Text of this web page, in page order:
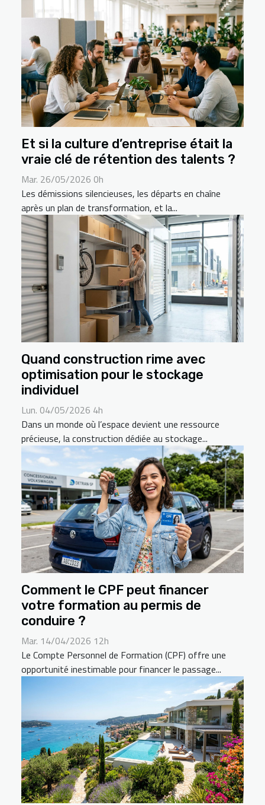
Et si la culture d’entreprise était la
vraie clé de rétention des talents ?
Mar. 26/05/2026 0h
Les démissions silencieuses, les départs en chaîne
après un plan de transformation, et la...
Quand construction rime avec
optimisation pour le stockage
individuel
Lun. 04/05/2026 4h
Dans un monde où l’espace devient une ressource
précieuse, la construction dédiée au stockage...
Comment le CPF peut financer
votre formation au permis de
conduire ?
Mar. 14/04/2026 12h
Le Compte Personnel de Formation (CPF) offre une
opportunité inestimable pour financer le passage...